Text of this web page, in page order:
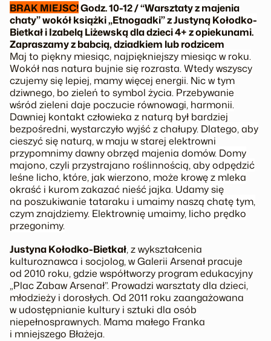
BRAK MIEJSC!Godz. 10-12 / “Warsztaty z majenia
chaty” wokół książki „Etnogadki” z Justyną Kołodko-
Bietkał i Izabelą Liżewską dla dzieci 4+ z opiekunami.
Zapraszamy z babcią, dziadkiem lub rodzicem
Maj to piękny miesiąc, najpiękniejszy miesiąc w roku.
Wokół nas natura bujnie się rozrasta. Wtedy wszyscy
czujemy się lepiej, mamy więcej energii. Nic w tym
dziwnego, bo zieleń to symbol życia. Przebywanie
wśród zieleni daje poczucie równowagi, harmonii.
Dawniej kontakt człowieka z naturą był bardziej
bezpośredni, wystarczyło wyjść z chałupy. Dlatego, aby
cieszyć się naturą, w maju w starej elektrowni
przypomnimy dawny obrzęd majenia domów. Domy
majono, czyli przystrajano roślinnością, aby odpędzić
leśne licho, które, jak wierzono, może krowę z mleka
okraść i kurom zakazać nieść jajka. Udamy się
na poszukiwanie tataraku i umaimy naszą chatę tym,
czym znajdziemy. Elektrownię umaimy, licho prędko
przegonimy.
Justyna Kołodko-Bietkał, z wykształcenia
kulturoznawca i socjolog, w Galerii Arsenał pracuje
od 2010 roku, gdzie współtworzy program edukacyjny
„Plac Zabaw Arsenał”. Prowadzi warsztaty dla dzieci,
młodzieży i dorosłych. Od 2011 roku zaangażowana
w udostępnianie kultury i sztuki dla osób
niepełnosprawnych. Mama małego Franka
i mniejszego Błażeja.